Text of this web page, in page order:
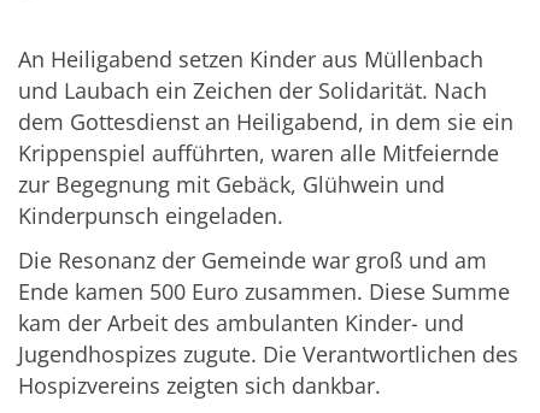
An Heiligabend setzen Kinder aus Müllenbach
und Laubach ein Zeichen der Solidarität. Nach
dem Gottesdienst an Heiligabend, in dem sie ein
Krippenspiel aufführten, waren alle Mitfeiernde
zur Begegnung mit Gebäck, Glühwein und
Kinderpunsch eingeladen.
Die Resonanz der Gemeinde war groß und am
Ende kamen 500 Euro zusammen. Diese Summe
kam der Arbeit des ambulanten Kinder- und
Jugendhospizes zugute. Die Verantwortlichen des
Hospizvereins zeigten sich dankbar.